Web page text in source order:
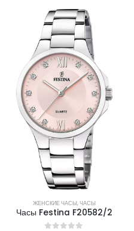
ЖЕНСКИЕ ЧАСЫ,ЧАСЫ
Часы Festina F20582/2